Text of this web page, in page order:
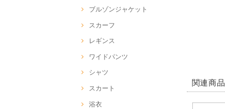
ブルゾンジャケット
スカーフ
レギンス
ワイドパンツ
シャツ
スカート
浴衣
関連商品